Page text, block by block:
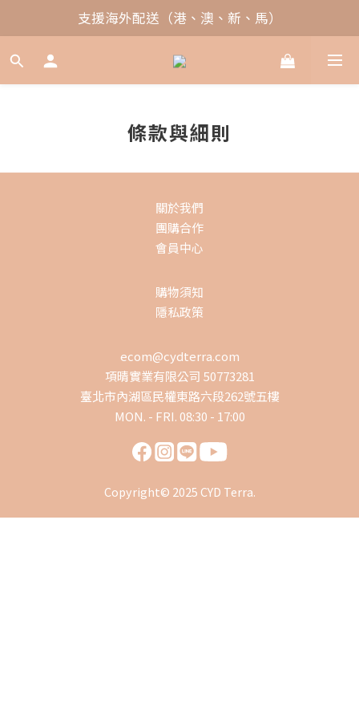
支援海外配送（港、澳、新、馬）
條款與細則
關於我們
團購合作
會員中心
購物須知
隱私政策
ecom@cydterra.com
項晴實業有限公司 50773281
臺北市內湖區民權東路六段262號五樓
MON. - FRI. 08:30 - 17:00
Copyright© 2025 CYD Terra.